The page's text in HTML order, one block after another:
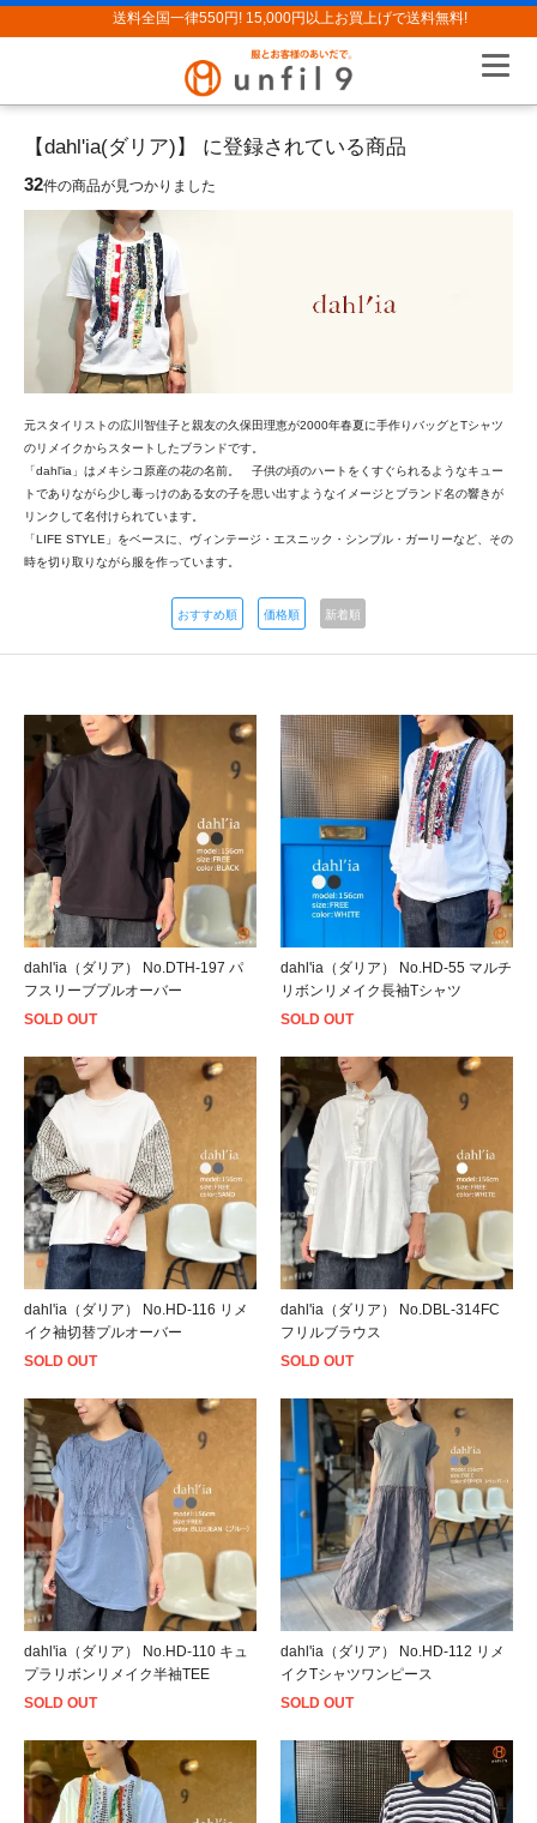
送料全国一律550円! 15,000円以上お買上げで送料無料!
【dahl'ia(ダリア)】 に登録されている商品
32件の商品が見つかりました
元スタイリストの広川智佳子と親友の久保田理恵が2000年春夏に手作りバッグとTシャツ
のリメイクからスタートしたブランドです。
「dahl'ia」はメキシコ原産の花の名前。 子供の頃のハートをくすぐられるようなキュー
トでありながら少し毒っけのある女の子を思い出すようなイメージとブランド名の響きが
リンクして名付けられています。
「LIFE STYLE」をベースに、ヴィンテージ・エスニック・シンプル・ガーリーなど、その
時を切り取りながら服を作っています。
おすすめ順 価格順 新着順
dahl'ia（ダリア） No.DTH-197 パ
フスリーブプルオーバー
SOLD OUT
dahl'ia（ダリア） No.HD-55 マルチ
リボンリメイク長袖Tシャツ
SOLD OUT
dahl'ia（ダリア） No.HD-116 リメ
イク袖切替プルオーバー
SOLD OUT
dahl'ia（ダリア） No.DBL-314FC
フリルブラウス
SOLD OUT
dahl'ia（ダリア） No.HD-110 キュ
プラリボンリメイク半袖TEE
SOLD OUT
dahl'ia（ダリア） No.HD-112 リメ
イクTシャツワンピース
SOLD OUT